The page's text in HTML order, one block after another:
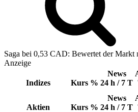
Saga bei 0,53 CAD: Bewertet der
Anzeige
Indizes Kurs %
News
24 h / 7 T
Aktien Kurs %
News
24 h / 7 T